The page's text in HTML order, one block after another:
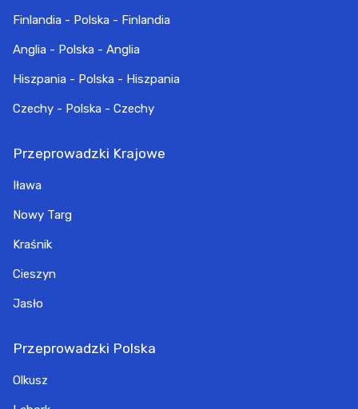
Finlandia - Polska - Finlandia
Anglia - Polska - Anglia
Hiszpania - Polska - Hiszpania
Czechy - Polska - Czechy
Przeprowadzki Krajowe
Iława
Nowy Targ
Kraśnik
Cieszyn
Jasło
Przeprowadzki Polska
Olkusz